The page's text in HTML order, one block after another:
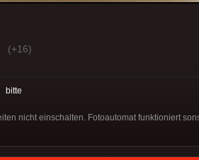
(+16)
bitte
nicht einschalten. Fotoautomat funktioniert